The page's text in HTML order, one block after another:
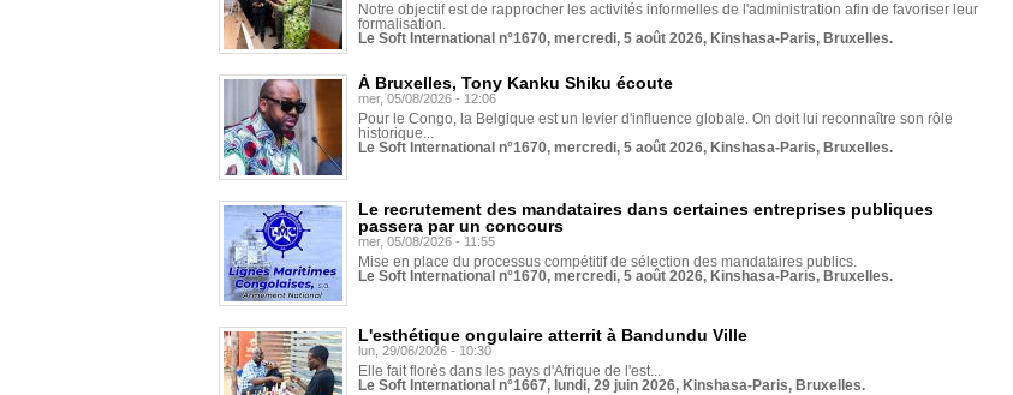
Notre objectif est de rapprocher les activités informelles de l'administration afin de favoriser leur
formalisation.
Le Soft International n°1670, mercredi, 5 août 2026, Kinshasa-Paris, Bruxelles.
À Bruxelles, Tony Kanku Shiku écoute
mer, 05/08/2026 - 12:06
Pour le Congo, la Belgique est un levier d'influence globale. On doit lui reconnaître son rôle
historique...
Le Soft International n°1670, mercredi, 5 août 2026, Kinshasa-Paris, Bruxelles.
Le recrutement des mandataires dans certaines entreprises publiques
passera par un concours
mer, 05/08/2026 - 11:55
Mise en place du processus compétitif de sélection des mandataires publics.
Le Soft International n°1670, mercredi, 5 août 2026, Kinshasa-Paris, Bruxelles.
L'esthétique ongulaire atterrit à Bandundu Ville
lun, 29/06/2026 - 10:30
Elle fait florès dans les pays d'Afrique de l'est...
Le Soft International n°1667, lundi, 29 juin 2026, Kinshasa-Paris, Bruxelles.